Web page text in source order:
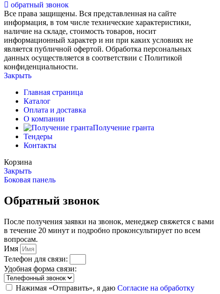
обратный звонок
Все права защищены. Вся представленная на сайте
информация, в том числе технические характеристики,
наличие на складе, стоимость товаров, носит
информационный характер и ни при каких условиях не
является публичной офертой. Обработка персональных
данных осуществляется в соответствии с Политикой
конфиденциальности.
Закрыть
Главная страница
Каталог
Оплата и доставка
О компании
Получение гранта
Тендеры
Контакты
Корзина
Закрыть
Боковая панель
Обратный звонок
После получения заявки на звонок, менеджер свяжется с вами
в течение 20 минут и подробно проконсультирует по всем
вопросам.
Имя
Телефон для связи:
Удобная форма связи:
Нажимая «Отправить», я даю Согласие на обработку